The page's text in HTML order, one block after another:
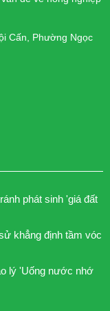
Cấn, Phường Ngọc
phát sinh 'giá đất
khẳng định tầm vóc
lý 'Uống nước nhớ